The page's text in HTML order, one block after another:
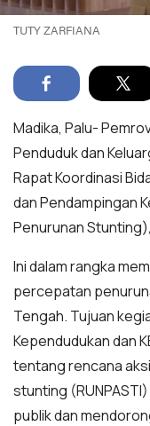
TUTY ZARFIANA
Madika, Palu-
Penduduk dan
Rapat Koordinasi
dan Pendampingan
Penurunan
Ini dalam rangka
percepatan
Tengah. Tujuan
Kependudukan dan
tentang rencana
stunting
publik dan